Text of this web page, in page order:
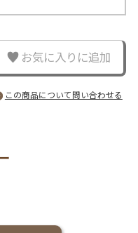
お気に入りに追加
この商品について問い合わせる